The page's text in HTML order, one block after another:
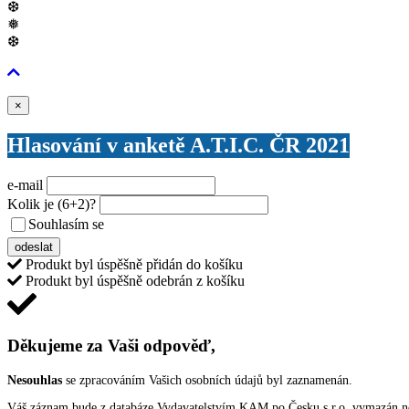
❆
❅
❆
×
Hlasování v anketě A.T.I.C. ČR 2021
e-mail
Kolik je (6+2)?
Souhlasím se
odeslat
Produkt byl úspěšně přidán do košíku
Produkt byl úspěšně odebrán z košíku
Děkujeme za Vaši odpověď,
Nesouhlas se zpracováním Vašich osobních údajů byl zaznamenán.